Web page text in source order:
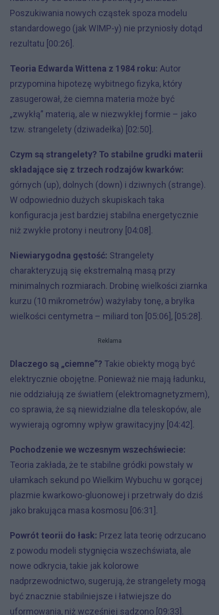
Poszukiwania nowych cząstek spoza modelu
standardowego (jak WIMP-y) nie przyniosły dotąd
rezultatu [00:26].
Teoria Edwarda Wittena z 1984 roku: Autor
przypomina hipotezę wybitnego fizyka, który
zasugerował, że ciemna materia może być
„zwykłą” materią, ale w niezwykłej formie – jako
tzw. strangelety (dziwadełka) [02:50].
Czym są strangelety? To stabilne grudki materii
składające się z trzech rodzajów kwarków:
górnych (up), dolnych (down) i dziwnych (strange).
W odpowiednio dużych skupiskach taka
konfiguracja jest bardziej stabilna energetycznie
niż zwykłe protony i neutrony [04:08].
Niewiarygodna gęstość: Strangelety
charakteryzują się ekstremalną masą przy
minimalnych rozmiarach. Drobinę wielkości ziarnka
kurzu (10 mikrometrów) ważyłaby tonę, a bryłka
wielkości centymetra – miliard ton [05:06], [05:28].
Reklama
Dlaczego są „ciemne”? Takie obiekty mogą być
elektrycznie obojętne. Ponieważ nie mają ładunku,
nie oddziałują ze światłem (elektromagnetyzmem),
co sprawia, że są niewidzialne dla teleskopów, ale
wywierają ogromny wpływ grawitacyjny [04:42].
Pochodzenie we wczesnym wszechświecie:
Teoria zakłada, że te stabilne gródki powstały w
ułamkach sekund po Wielkim Wybuchu w gorącej
plazmie kwarkowo-gluonowej i przetrwały do dziś
jako brakująca masa kosmosu [06:31].
Powrót teorii do łask: Przez lata teorię odrzucano
z powodu modeli stygnięcia wszechświata, ale
nowe odkrycia, takie jak kolorowe
nadprzewodnictwo, sugerują, że strangelety mogą
być znacznie stabilniejsze i łatwiejsze do
uformowania, niż wcześniej sądzono [09:33].